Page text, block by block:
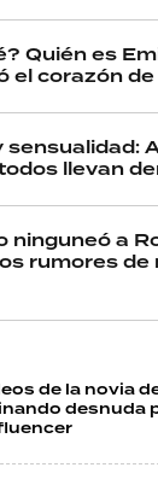
Quién es
el corazón
sensualidad:
llevan
ninguneó a
rumores de
de la novia
desnuda